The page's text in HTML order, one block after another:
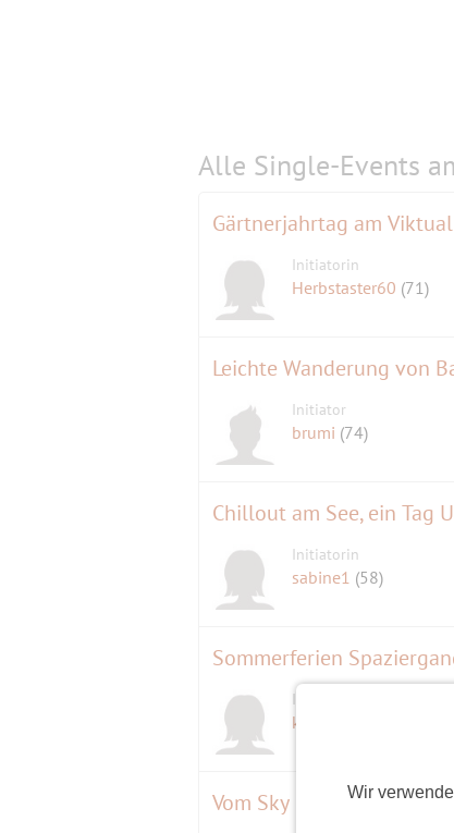
Wir
Alle Single-Events
Gärtnerjahrtag am
Initiatorin
Herbstaster60 (71)
Leichte Wanderung von
Initiator
brumi (74)
Chillout am See, ein Tag
Initiatorin
sabine1 (58)
Sommerferien
Initiatorin
kimi